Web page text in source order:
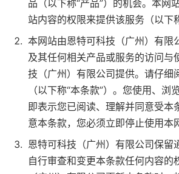
品（以下称“产品”）的机会。本网
站内容的权限来提供该服务（以下
本网站由恩特可科技（广州）有限
及其任何相关产品或服务的访问与
技（广州）有限公司提供。请仔细
（以下称“本条款”）。您使用、浏
即表示您已阅读、理解并同意受本
意本条款，您必须立即停止使用本
恩特可科技（广州）有限公司保留
自行审查和变更本条款任何内容的